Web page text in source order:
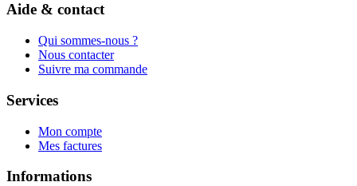
Aide & contact
Qui sommes-nous ?
Nous contacter
Suivre ma commande
Services
Mon compte
Mes factures
Informations